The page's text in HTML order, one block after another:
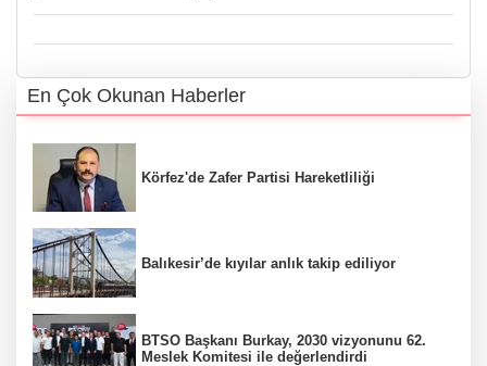
En Çok Okunan Haberler
Körfez'de Zafer Partisi Hareketliliği
Balıkesir’de kıyılar anlık takip ediliyor
BTSO Başkanı Burkay, 2030 vizyonunu 62.
Meslek Komitesi ile değerlendirdi